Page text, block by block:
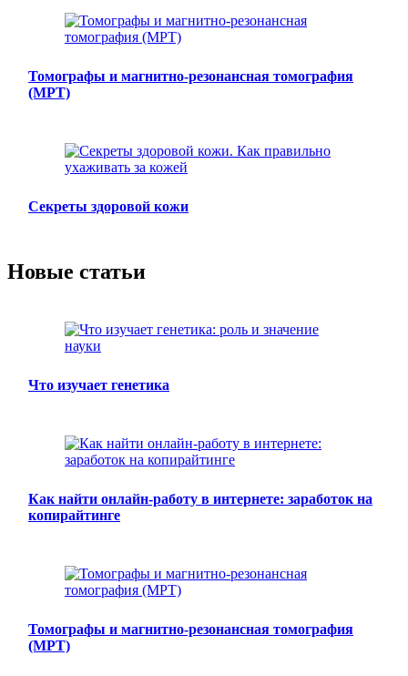
Томографы и магнитно-резонансная томография
(МРТ)
Секреты здоровой кожи
Новые статьи
Что изучает генетика
Как найти онлайн-работу в интернете: заработок на
копирайтинге
Томографы и магнитно-резонансная томография
(МРТ)